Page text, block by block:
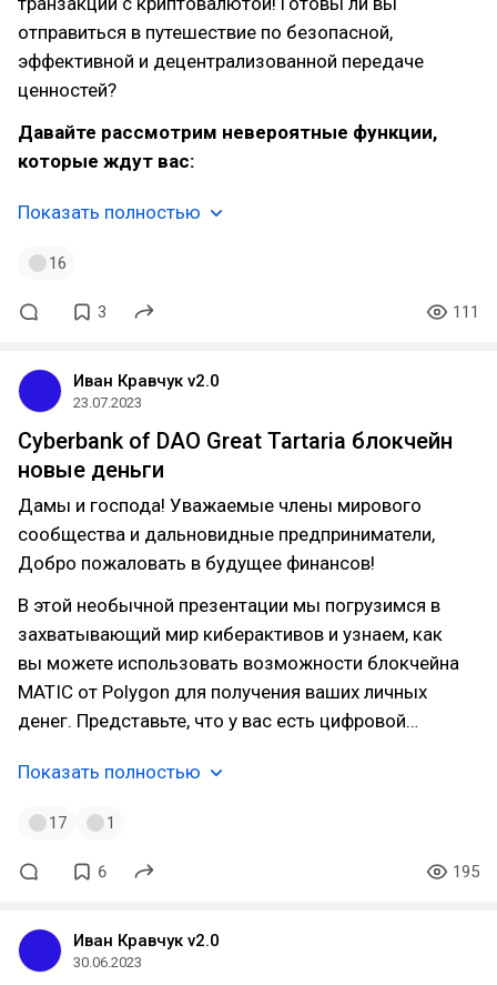
отправиться в путешествие по безопасной,
эффективной и децентрализованной передаче
ценностей?
Давайте рассмотрим невероятные функции,
которые ждут вас:
Показать полностью
16
3 111
Иван Кравчук v2.0
23.07.2023
Cyberbank of DAO Great Tartaria блокчейн
новые деньги
Дамы и господа! Уважаемые члены мирового
сообщества и дальновидные предприниматели,
Добро пожаловать в будущее финансов!
В этой необычной презентации мы погрузимся в
захватывающий мир киберактивов и узнаем, как
вы можете использовать возможности блокчейна
MATIC от Polygon для получения ваших личных
денег. Представьте, что у вас есть цифровой…
Показать полностью
17 1
6 195
Иван Кравчук v2.0
30.06.2023